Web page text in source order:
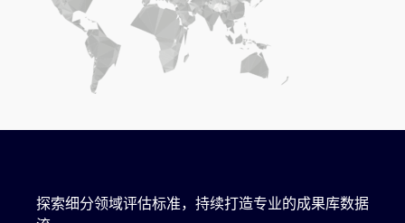
探索细分领域评估标准，持续打造专业的成果库数据